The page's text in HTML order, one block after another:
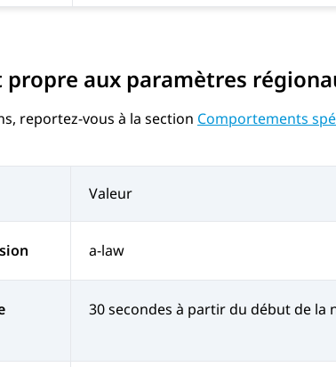
aux paramètres
reportez-vous à la section Comportements
Valeur
a-law
30 secondes à partir du début de la